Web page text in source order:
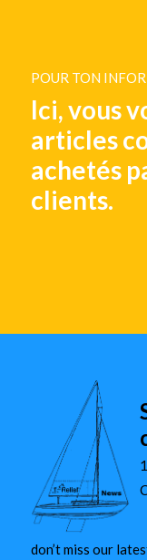
POUR TON
Ici, vous
articles
achetés
clients.
Unité
MSU08
don’t miss our